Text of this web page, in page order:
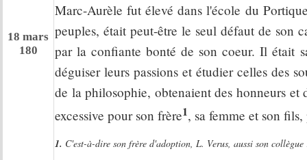
18 mars
180
Marc-Aurèle fut élevé dans l'école du
peuples, était peut-être le seul défaut de son
par la confiante bonté de son coeur. Il était
déguiser leurs passions et étudier celles des
de la philosophie, obtenaient des honneurs et
excessive pour son frère1, sa femme et son
1. C'est-à-dire son frère d'adoption, L. Verus, aussi son